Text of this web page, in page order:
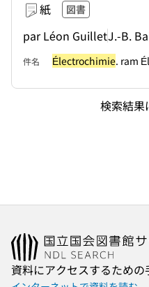
紙 図書
par Léon GuilletJ.-B.
件名 Électrochimie. ram
検索結果
資料にアクセスするための